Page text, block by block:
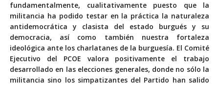
fundamentalmente, cualitativamente puesto que la
militancia ha podido testar en la práctica la naturaleza
antidemocrática y clasista del estado burgués y su
democracia, así como también nuestra fortaleza
ideológica ante los charlatanes de la burguesía. El Comité
Ejecutivo del PCOE valora positivamente el trabajo
desarrollado en las elecciones generales, donde no sólo la
militancia sino los simpatizantes del Partido han salido